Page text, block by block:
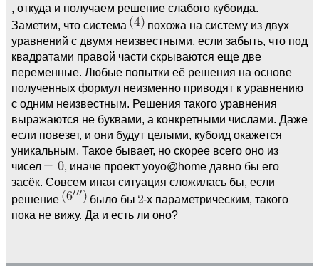
, откуда и получаем решение слабого кубоида.
Заметим, что система
похожа на систему из двух
уравнений с двумя неизвестными, если забыть, что под
квадратами правой части скрываются еще две
переменные. Любые попытки её решения на основе
полученных формул неизменно приводят к уравнению
с одним неизвестным. Решения такого уравнения
выражаются не буквами, а конкретными числами. Даже
если повезет, и они будут целыми, кубоид окажется
уникальным. Такое бывает, но скорее всего оно из
чисел
, иначе проект yoyo@home давно бы его
засёк. Совсем иная ситуация сложилась бы, если
решение
было бы
-x параметрическим, такого
пока не вижу. Да и есть ли оно?